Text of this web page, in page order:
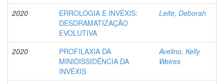
2020
ERROLOGIA E INVÉXIS:
DESDRAMATIZAÇÃO
EVOLUTIVA
Leite, Deborah
2020
PROFILAXIA DA
MINIDISSIDÊNCIA DA
INVÉXIS
Avelino, Kelly
Weires